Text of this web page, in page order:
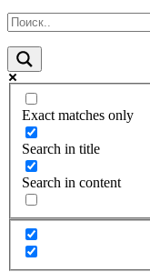
Exact matches only
Search in title
Search in content